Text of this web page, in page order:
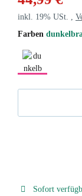
inkl. 19% USt. ,
Farben
Sofort